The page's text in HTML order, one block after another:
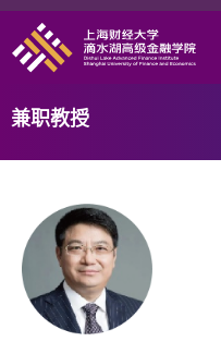
首页
学术研究
职业发展
DAFI招聘
兼职教授